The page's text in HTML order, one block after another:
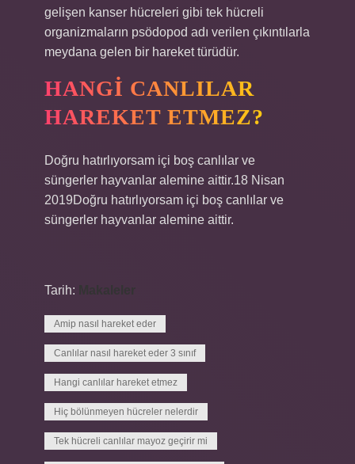
gelişen kanser hücreleri gibi tek hücreli
organizmaların psödopod adı verilen çıkıntılarla
meydana gelen bir hareket türüdür.
HANGI CANLILAR
HAREKET ETMEZ?
Doğru hatırlıyorsam içi boş canlılar ve
süngerler hayvanlar alemine aittir.18 Nisan
2019Doğru hatırlıyorsam içi boş canlılar ve
süngerler hayvanlar alemine aittir.
Tarih:
Amip nasıl hareket eder
Canlılar nasıl hareket eder 3 sınıf
Hangi canlılar hareket etmez
Hiç bölünmeyen hücreler nelerdir
Tek hücreli canlılar mayoz geçirir mi